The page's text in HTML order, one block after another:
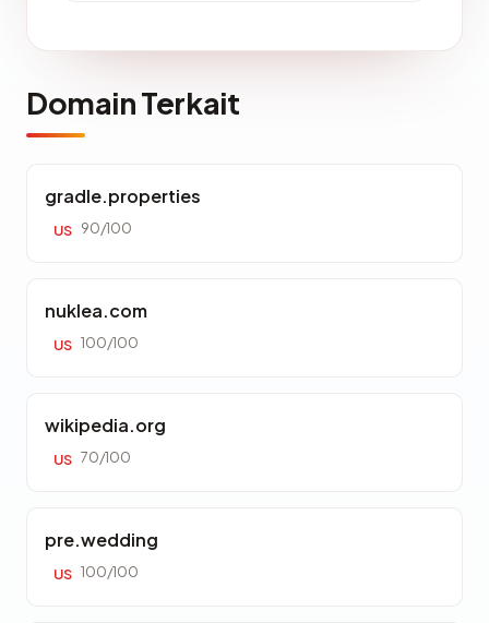
Domain Terkait
gradle.properties
US 90/100
nuklea.com
US 100/100
wikipedia.org
US 70/100
pre.wedding
US 100/100